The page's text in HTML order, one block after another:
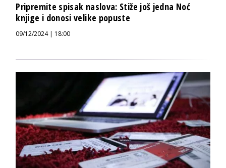
Pripremite spisak naslova: Stiže još jedna Noć
knjige i donosi velike popuste
09/12/2024 | 18:00